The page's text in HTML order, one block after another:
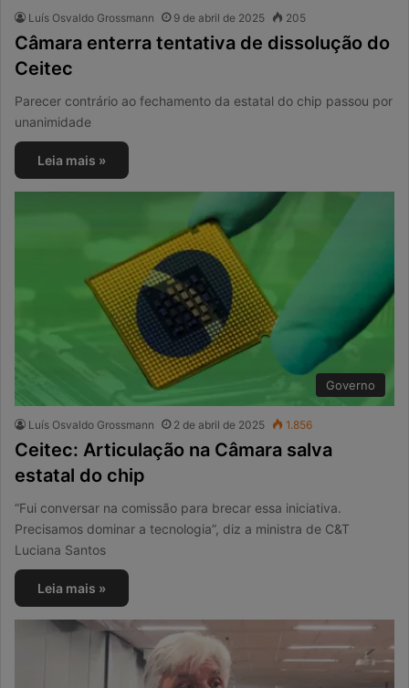
Luís Osvaldo Grossmann 9 de abril de 2025 205
Câmara enterra tentativa de dissolução do
Ceitec
Parecer contrário ao fechamento da estatal do chip passou por
unanimidade
Leia mais »
Governo
Luís Osvaldo Grossmann 2 de abril de 2025 1.856
Ceitec: Articulação na Câmara salva
estatal do chip
“Fui conversar na comissão para brecar essa iniciativa.
Precisamos dominar a tecnologia”, diz a ministra de C&T
Luciana Santos
Leia mais »